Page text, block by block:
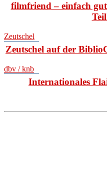
filmfriend – einfach
Zeutschel
Zeutschel auf der
dbv / knb
Internationales